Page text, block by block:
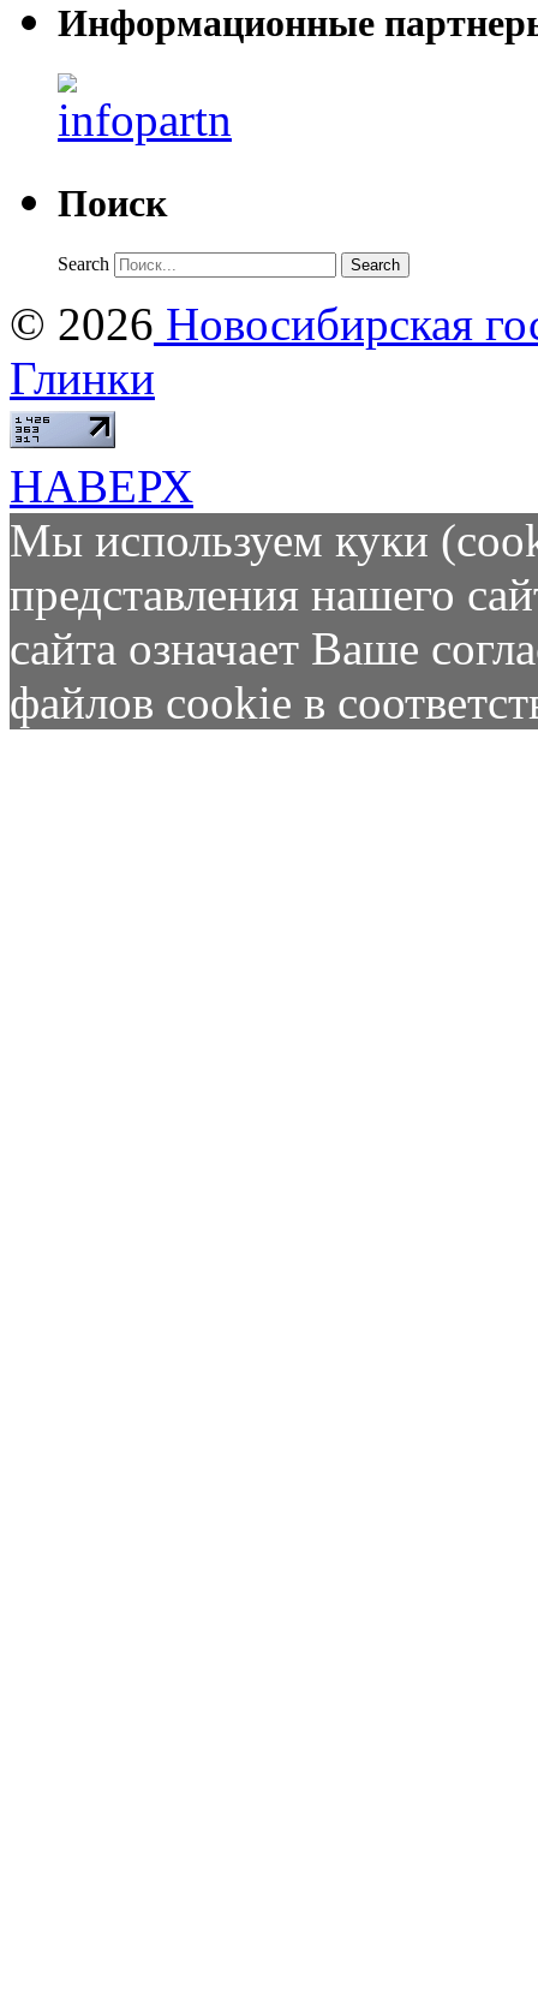
Информационные
Поиск
Search
© 2026 Новосибирская
Глинки
НАВЕРХ
Мы используем куки
представления нашего
сайта означает Ваше
файлов cookie в